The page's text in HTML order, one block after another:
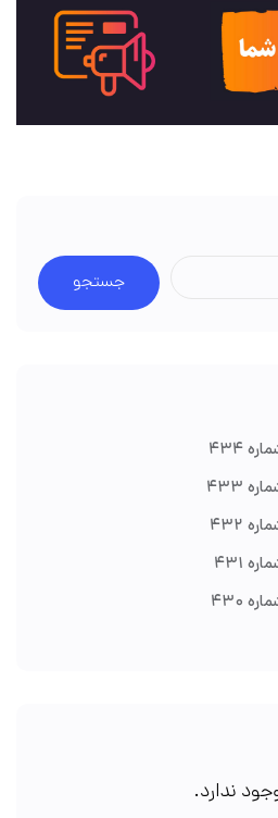
جستجو
۴۳۴
۴۳۳
۴۳۲
۴۳۱
۴۳۰
ندارد.